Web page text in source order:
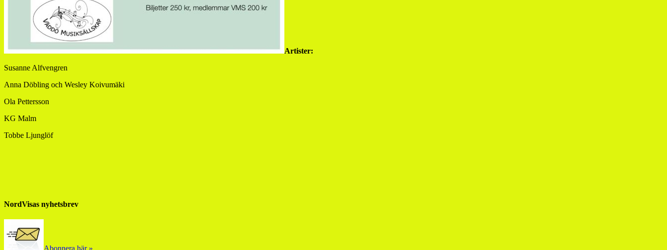
Artister:
Susanne Alfvengren
Anna Döbling och Wesley Koivumäki
Ola Pettersson
KG Malm
Tobbe Ljunglöf
NordVisas nyhetsbrev